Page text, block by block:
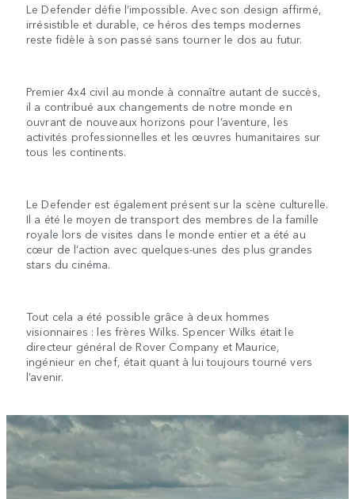
Le Defender défie l’impossible. Avec son design affirmé,
irrésistible et durable, ce héros des temps modernes
reste fidèle à son passé sans tourner le dos au futur.
Premier 4x4 civil au monde à connaître autant de succès,
il a contribué aux changements de notre monde en
ouvrant de nouveaux horizons pour l’aventure, les
activités professionnelles et les œuvres humanitaires sur
tous les continents.
Le Defender est également présent sur la scène culturelle.
Il a été le moyen de transport des membres de la famille
royale lors de visites dans le monde entier et a été au
cœur de l’action avec quelques-unes des plus grandes
stars du cinéma.
Tout cela a été possible grâce à deux hommes
visionnaires : les frères Wilks. Spencer Wilks était le
directeur général de Rover Company et Maurice,
ingénieur en chef, était quant à lui toujours tourné vers
l’avenir.